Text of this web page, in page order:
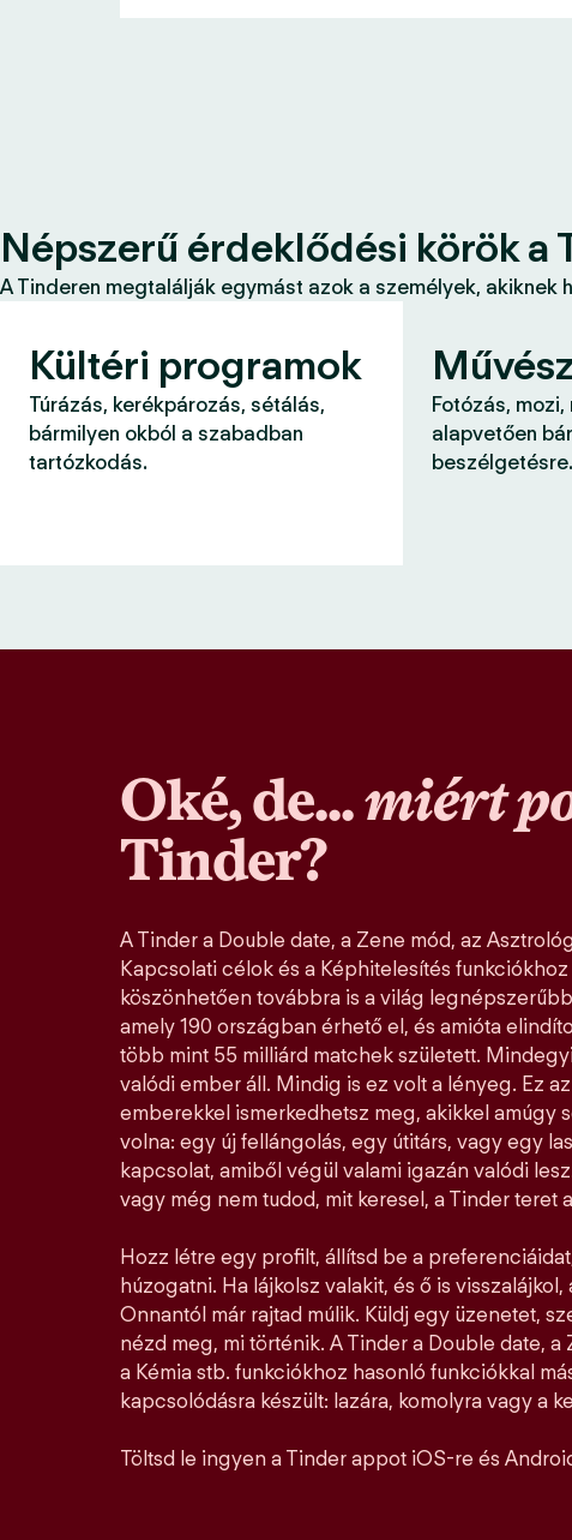
Népszerű érdeklődési körök a
A Tinderen megtalálják egymást azok a személyek, akiknek
Kültéri programok
Túrázás, kerékpározás, sétálás,
bármilyen okból a szabadban
tartózkodás.
Fotózás,
alapvetően
beszélgetésre.
Oké, de...miért
Tinder?
A Tinder a Double date, a Zene mód, az
Kapcsolati célok és a Képhitelesítés
köszönhetően továbbra is a világ
amely 190 országban érhető el, és amióta
több mint 55 milliárd matchek született.
valódi ember áll. Mindig is ez volt a lényeg. Ez
emberekkel ismerkedhetsz meg, akikkel amúgy
volna: egy új fellángolás, egy útitárs, vagy egy
kapcsolat, amiből végül valami igazán valódi
vagy még nem tudod, mit keresel, a Tinder teret
Hozz létre egy profilt, állítsd be a
húzogatni. Ha lájkolsz valakit, és ő is
Onnantól már rajtad múlik. Küldj egy üzenetet,
nézd meg, mi történik. A Tinder a Double date, a
a Kémia stb. funkciókhoz hasonló funkciókkal
kapcsolódásra készült: lazára, komolyra vagy a
Töltsd le ingyen a Tinder appot iOS-re és